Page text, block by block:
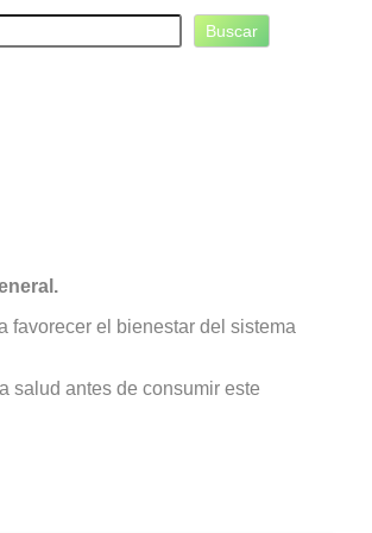
Buscar
favorecer el bienestar del sistema
salud antes de consumir este